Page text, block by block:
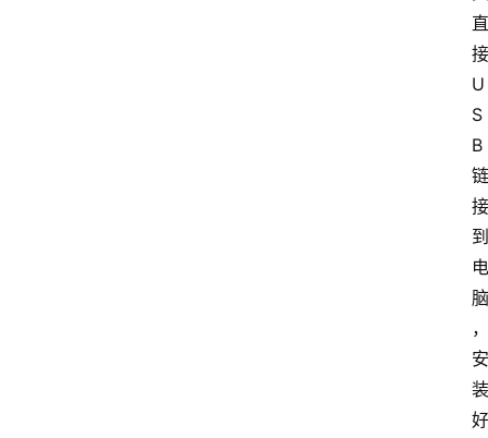
直
接
U
S
B
链
接
到
电
脑
，
安
装
好